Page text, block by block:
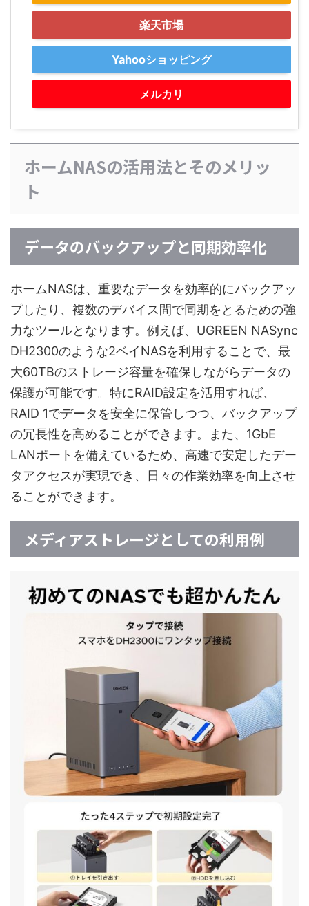
楽天市場
Yahooショッピング
メルカリ
ホームNASの活用法とそのメリッ
ト
データのバックアップと同期効率化
ホームNASは、重要なデータを効率的にバックアッ
プしたり、複数のデバイス間で同期をとるための強
力なツールとなります。例えば、UGREEN NASync
DH2300のような2ベイNASを利用することで、最
大60TBのストレージ容量を確保しながらデータの
保護が可能です。特にRAID設定を活用すれば、
RAID 1でデータを安全に保管しつつ、バックアップ
の冗長性を高めることができます。また、1GbE
LANポートを備えているため、高速で安定したデー
タアクセスが実現でき、日々の作業効率を向上させ
ることができます。
メディアストレージとしての利用例